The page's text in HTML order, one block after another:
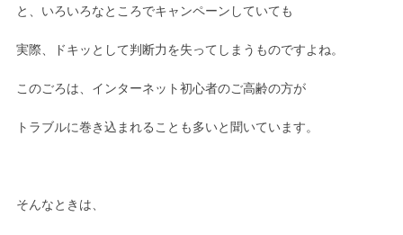
と、いろいろなところでキャンペーンしていても
実際、ドキッとして判断力を失ってしまうものですよね。
このごろは、インターネット初心者のご高齢の方が
トラブルに巻き込まれることも多いと聞いています。
そんなときは、